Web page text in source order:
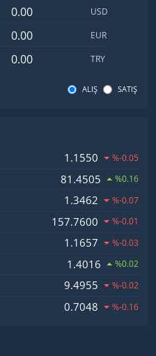
Dolar değeri USD
Euro değeri EUR
Türk Lirası değeri
TRY
ALIŞ SATIŞ
1.1550 %-0.05
81.4505 %0.16
1.3462 %-0.07
157.7600 %-0.01
1.1657 %-0.03
1.4016 %0.02
9.4955 %-0.02
0.7048 %-0.16